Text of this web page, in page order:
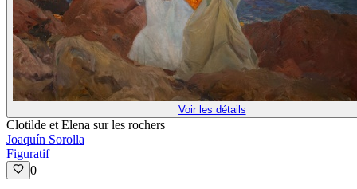
Voir les détails
Clotilde et Elena sur les rochers
Joaquín Sorolla
Figuratif
0